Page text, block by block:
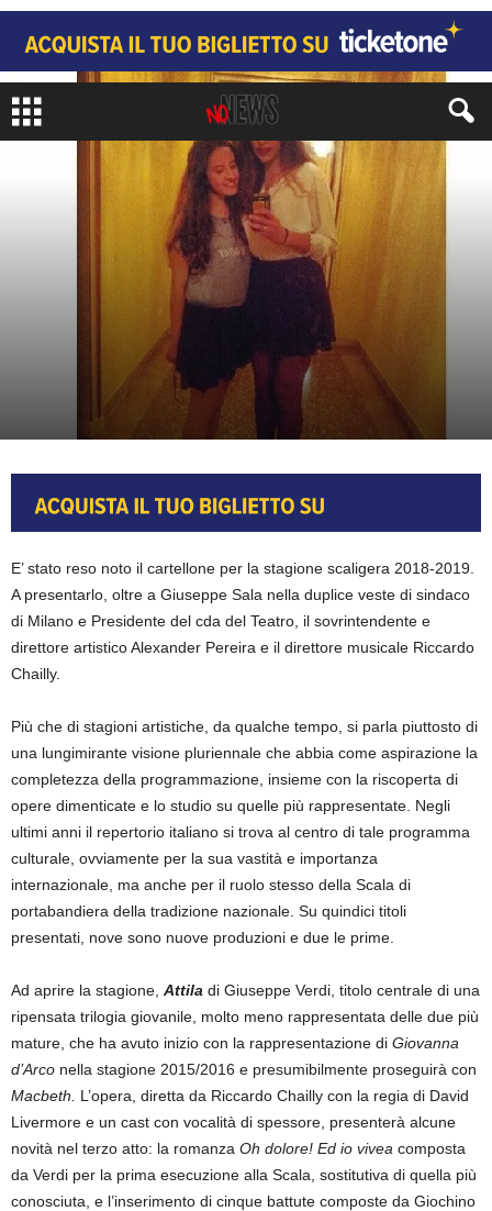
E’ stato reso noto il cartellone per la stagione scaligera 2018-2019.
A presentarlo, oltre a Giuseppe Sala nella duplice veste di sindaco
di Milano e Presidente del cda del Teatro, il sovrintendente e
direttore artistico Alexander Pereira e il direttore musicale Riccardo
Chailly.
Più che di stagioni artistiche, da qualche tempo, si parla piuttosto di
una lungimirante visione pluriennale che abbia come aspirazione la
completezza della programmazione, insieme con la riscoperta di
opere dimenticate e lo studio su quelle più rappresentate. Negli
ultimi anni il repertorio italiano si trova al centro di tale programma
culturale, ovviamente per la sua vastità e importanza
internazionale, ma anche per il ruolo stesso della Scala di
portabandiera della tradizione nazionale. Su quindici titoli
presentati, nove sono nuove produzioni e due le prime.
Ad aprire la stagione, Attila di Giuseppe Verdi, titolo centrale di una
ripensata trilogia giovanile, molto meno rappresentata delle due più
mature, che ha avuto inizio con la rappresentazione di Giovanna
d’Arco nella stagione 2015/2016 e presumibilmente proseguirà con
Macbeth.
L’opera, diretta da Riccardo Chailly con la regia di David
Livermore e un cast con vocalità di spessore, presenterà alcune
novità nel terzo atto: la romanza Oh dolore! Ed io vivea composta
da Verdi per la prima esecuzione alla Scala, sostitutiva di quella più
conosciuta, e l’inserimento di cinque battute composte da Giochino